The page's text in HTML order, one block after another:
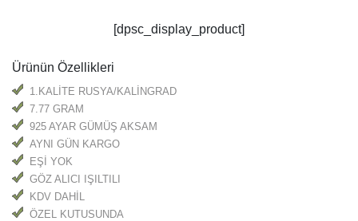
[dpsc_display_product]
Ürünün Özellikleri
1.KALİTE RUSYA/KALİNGRAD
7.77 GRAM
925 AYAR GÜMÜŞ AKSAM
AYNI GÜN KARGO
EŞİ YOK
GÖZ ALICI IŞILTILI
KDV DAHİL
ÖZEL KUTUSUNDA